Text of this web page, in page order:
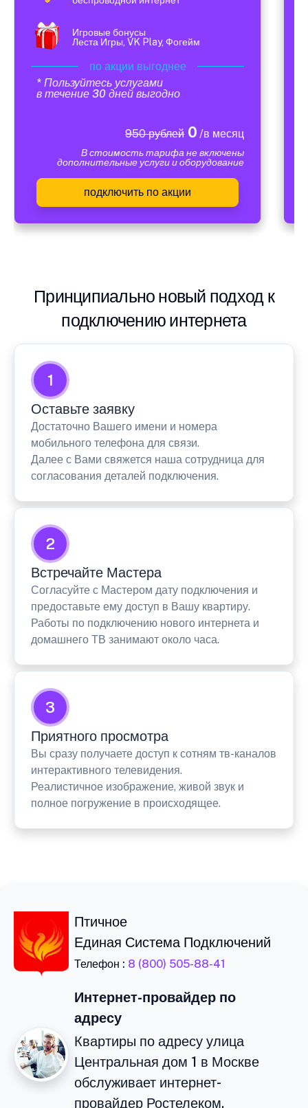
Игровые бонусы
Леста Игры, VK Play, Фогейм
по акции выгоднее
* Пользуйтесь услугами
в течение 30 дней выгодно
950 рублей0 /в месяц
В стоимость тарифа не включены
дополнительные услуги и оборудование
подключить по акции
Принципиально новый подход к
подключению интернета
1
Оставьте заявку
Достаточно Вашего имени и номера
мобильного телефона для связи.
Далее с Вами свяжется наша сотрудница для
согласования деталей подключения.
2
Встречайте Мастера
Согласуйте с Мастером дату подключения и
предоставьте ему доступ в Вашу квартиру.
Работы по подключению нового интернета и
домашнего ТВ занимают около часа.
3
Приятного просмотра
Вы сразу получаете доступ к сотням тв-каналов
интерактивного телевидения.
Реалистичное изображение, живой звук и
полное погружение в происходящее.
Птичное
Единая Система Подключений
Телефон : 8 (800) 505-88-41
Интернет-провайдер по
адресу
Квартиры по адресу улица
Центральная дом 1 в Москве
обслуживает интернет-
провайдер Ростелеком.